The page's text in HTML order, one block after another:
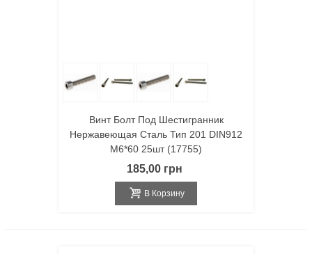
Винт Болт Под Шестигранник
Нержавеющая Сталь Тип 201 DIN912
M6*60 25шт (17755)
185,00 грн
В Корзину